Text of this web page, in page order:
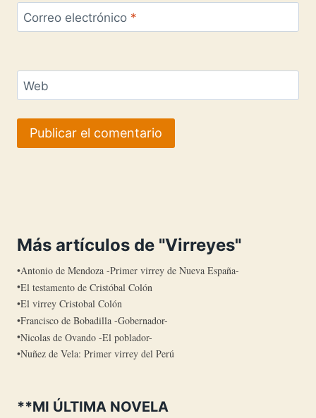
Correo electrónico *
Web
Más artículos de "Virreyes"
Antonio de Mendoza -Primer virrey de Nueva España-
El testamento de Cristóbal Colón
El virrey Cristobal Colón
Francisco de Bobadilla -Gobernador-
Nicolas de Ovando -El poblador-
Nuñez de Vela: Primer virrey del Perú
**MI ÚLTIMA NOVELA